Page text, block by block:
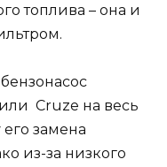
топлива – она и
Cruze на весь
замена
из-за низкого